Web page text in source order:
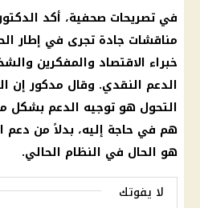
في تصريحات صحفية، أكد
مناقشات جادة تجرى في إطار
خبراء الاقتصاد والمفكرين
الدعم النقدي. وقال مدكور
التحول هو توجيه الدعم بشكل
هم في حاجة إليه، بدلاً من دعم
هو الحال في النظام الحالي.
لا يفوتك